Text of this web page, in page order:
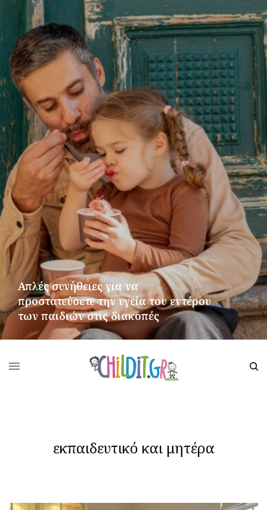
Απλές συνήθειες για να
προστατεύσετε την υγεία του εντέρου
των παιδιών στις διακοπές
εκπαιδευτικό και μητέρα